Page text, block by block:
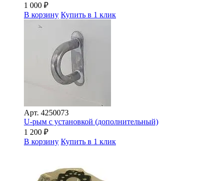
1 000 ₽
В корзину Купить в 1 клик
Арт. 4250073
U-рым с установкой (дополнительный)
1 200 ₽
В корзину Купить в 1 клик